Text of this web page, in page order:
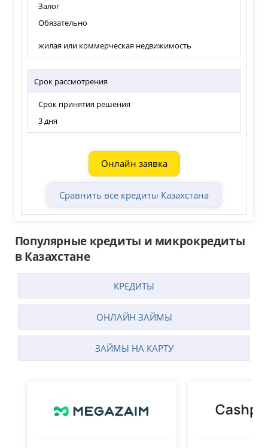
Залог
Обязательно
жилая или коммерческая недвижимость
Срок рассмотрения
Срок принятия решения
3 дня
Онлайн заявка
Сравнить все кредиты Казахстана
Популярные кредиты и микрокредиты
в Казахстане
КРЕДИТЫ
ОНЛАЙН ЗАЙМЫ
ЗАЙМЫ НА КАРТУ